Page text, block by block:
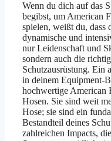
Wenn du dich auf das
begibst, um American
spielen, weißt du, dass
dynamische und
nur Leidenschaft und
sondern auch die
Schutzausrüstung. Ein
in deinem Equipment-
hochwertige American
Hosen. Sie sind weit
Hose; sie sind ein
Bestandteil deines
zahlreichen Impacts,